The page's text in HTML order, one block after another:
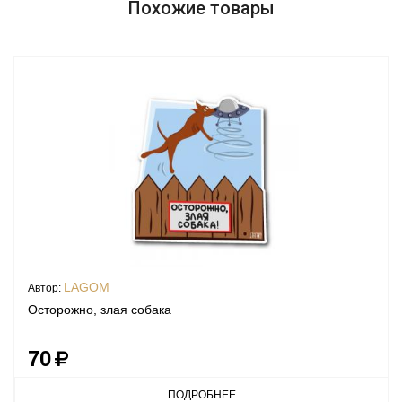
Похожие товары
Автор: LAGOM
Осторожно, злая собака
70
ПОДРОБНЕЕ